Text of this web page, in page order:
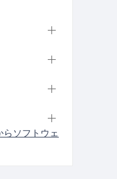
ソフトウェ